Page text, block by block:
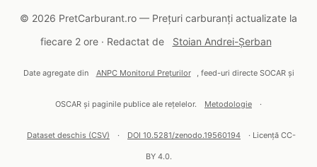
© 2026 PretCarburant.ro — Prețuri carburanți actualizate la
fiecare 2 ore · Redactat de
Stoian Andrei-Șerban
Date agregate din ANPC Monitorul Prețurilor , feed-uri directe SOCAR și
OSCAR și paginile publice ale rețelelor. Metodologie ·
Dataset deschis (CSV) · DOI 10.5281/zenodo.19560194 · Licență CC-
BY 4.0.